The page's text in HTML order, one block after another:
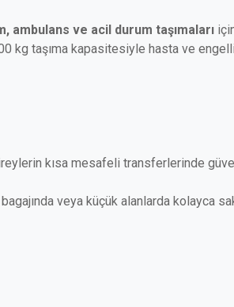
ambulans ve acil durum taşımaları
kg taşıma kapasitesiyle hasta ve
kısa mesafeli transferlerinde
veya küçük alanlarda kolayca